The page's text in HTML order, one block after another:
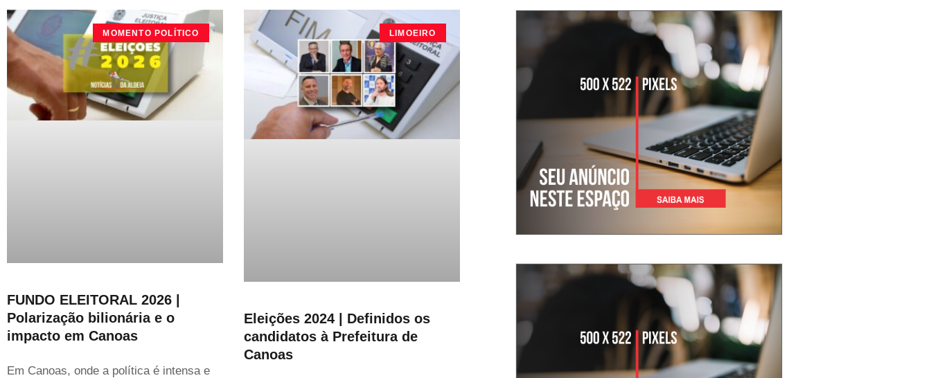
MOMENTO POLÍTICO
FUNDO ELEITORAL 2026 |
Polarização bilionária e o
impacto em Canoas
Em Canoas, onde a política é intensa e
LIMOEIRO
Eleições 2024 | Definidos os
candidatos à Prefeitura de
Canoas